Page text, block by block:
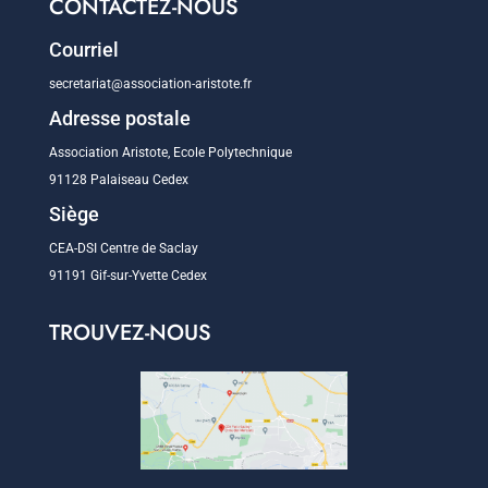
CONTACTEZ-NOUS
Courriel
secretariat@association-aristote.fr
Adresse postale
Association Aristote, Ecole Polytechnique
91128 Palaiseau Cedex
Siège
CEA-DSI Centre de Saclay
91191 Gif-sur-Yvette Cedex
TROUVEZ-NOUS